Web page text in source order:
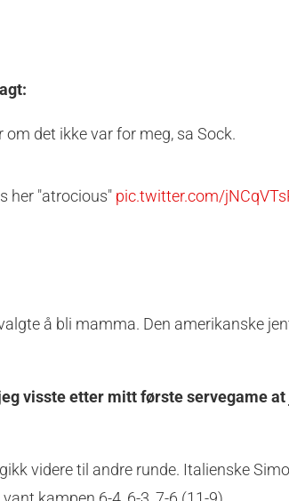
det ikke var for meg, sa Sock.
her "atrocious" pic.twitter.com/
å bli mamma. Den amerikanske
visste etter mitt første servegame
videre til andre runde. Italienske